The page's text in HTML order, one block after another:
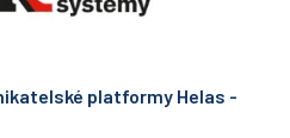
platformy Helas -